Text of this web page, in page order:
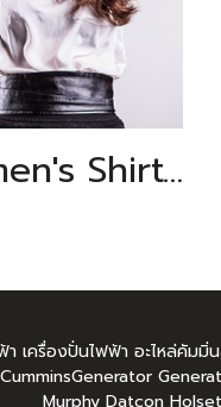
Women's Shirts 02
เครื่องปั่นไฟฟ้า อะไหล่คั
Murphy Datcon